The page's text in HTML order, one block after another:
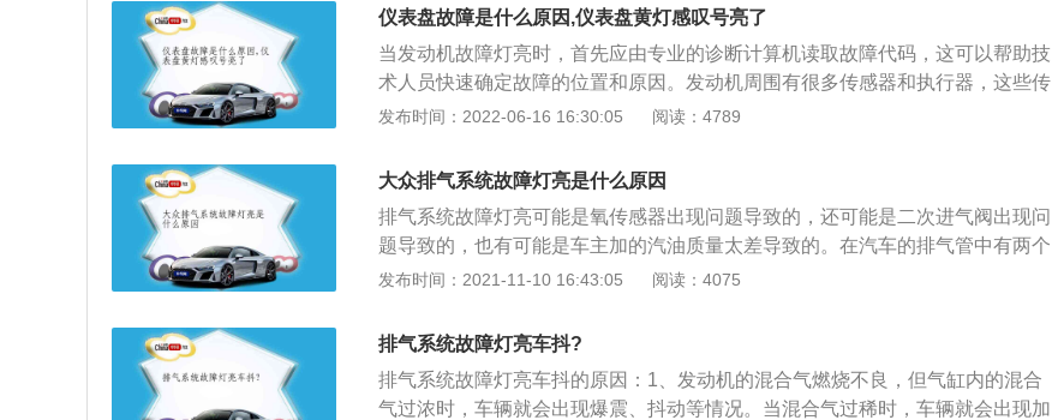
车辆的发动机内部的气缸有脏污或者积碳较多，积碳具有很强的吸附性，会将混
合气中的燃油颗粒吸附掉，影响发动机的正常工作，从而导致发动机故障灯亮。
一般遇到发动机灯亮的这种情况，可以先添加厂家推荐的燃油添加剂或更换燃油
的方式排出燃油问题，如果故障依旧可以再尝试清洗发动机进气系统，排除以上
两种原因后如果发动机故障灯还是常亮，说明车辆很有可能是因为发动机出现了
才能查看，根据解析的故障原因，来更换故障配件，使得发动机恢复运行的正常
工作状态，才能清除发动机的故障灯报警。
仪表盘故障是什么原因,仪表盘黄灯感叹号亮了
当发动机故障灯亮时，首先应由专业的诊断计算机读取故障代码，这可以帮助技
术人员快速确定故障的位置和原因。发动机周围有很多传感器和执行器，这些传
感器和执行器失效的概率比较高。随着汽车制造技术的发展，发动机出现故障的
使用时间较长的车辆。仪表盘故障是什么原因车辆的某一处电灯泡坏了；路线有
虚接的地方，导致灯光路线电阻值过大，仪表盘车辆误以为电灯泡出现异常路线
接触不良现象；电灯泡的路线似断非断。仪表盘灯泡故障灯是灯光报警灯，车上
常见的灯光有：转向灯、刹车灯、牌照灯、宽灯、前后灯、倒车灯、光大灯、近
光大灯等。仪表盘灯故障灯亮解决方法：把车辆停放在安全的地方、熄火，用扳
了就没事了，如果还是亮，建议及时去4S店或是专业的汽修店，让技师用读码器
读取故障码，查出问题并解决。仪表盘黄灯感叹号亮了汽车仪表盘闪烁黄色感叹
号在上车胎断面样子在下图案设计表明的是车辆轮胎胎压不正常。这种出现异常
发布时间：2022-06-16 16:30:05 阅读：4789
大众排气系统故障灯亮是什么原因
排气系统故障灯亮可能是氧传感器出现问题导致的，还可能是二次进气阀出现问
题导致的，也有可能是车主加的汽油质量太差导致的。在汽车的排气管中有两个
氧传感器，一个位于排气歧管后方，另一个位于三元催化后方。氧传感器负责检
发动机空燃比。发动机的理论最佳空燃比是14.7比1，也就是1kg汽油完全燃烧要
消耗14.7kg氧气。在发动机工作时，ecu是不断调整发动机空燃比的，ecu会尽量
让空燃比保持在理论最佳空燃比数值附近。如果氧传感器损坏，那ecu就无法正
发布时间：2021-11-10 16:43:05 阅读：4075
排气系统故障灯亮车抖?
排气系统故障灯亮车抖的原因：1、发动机的混合气燃烧不良，但气缸内的混合
气过浓时，车辆就会出现爆震、抖动等情况。当混合气过稀时，车辆就会出现加